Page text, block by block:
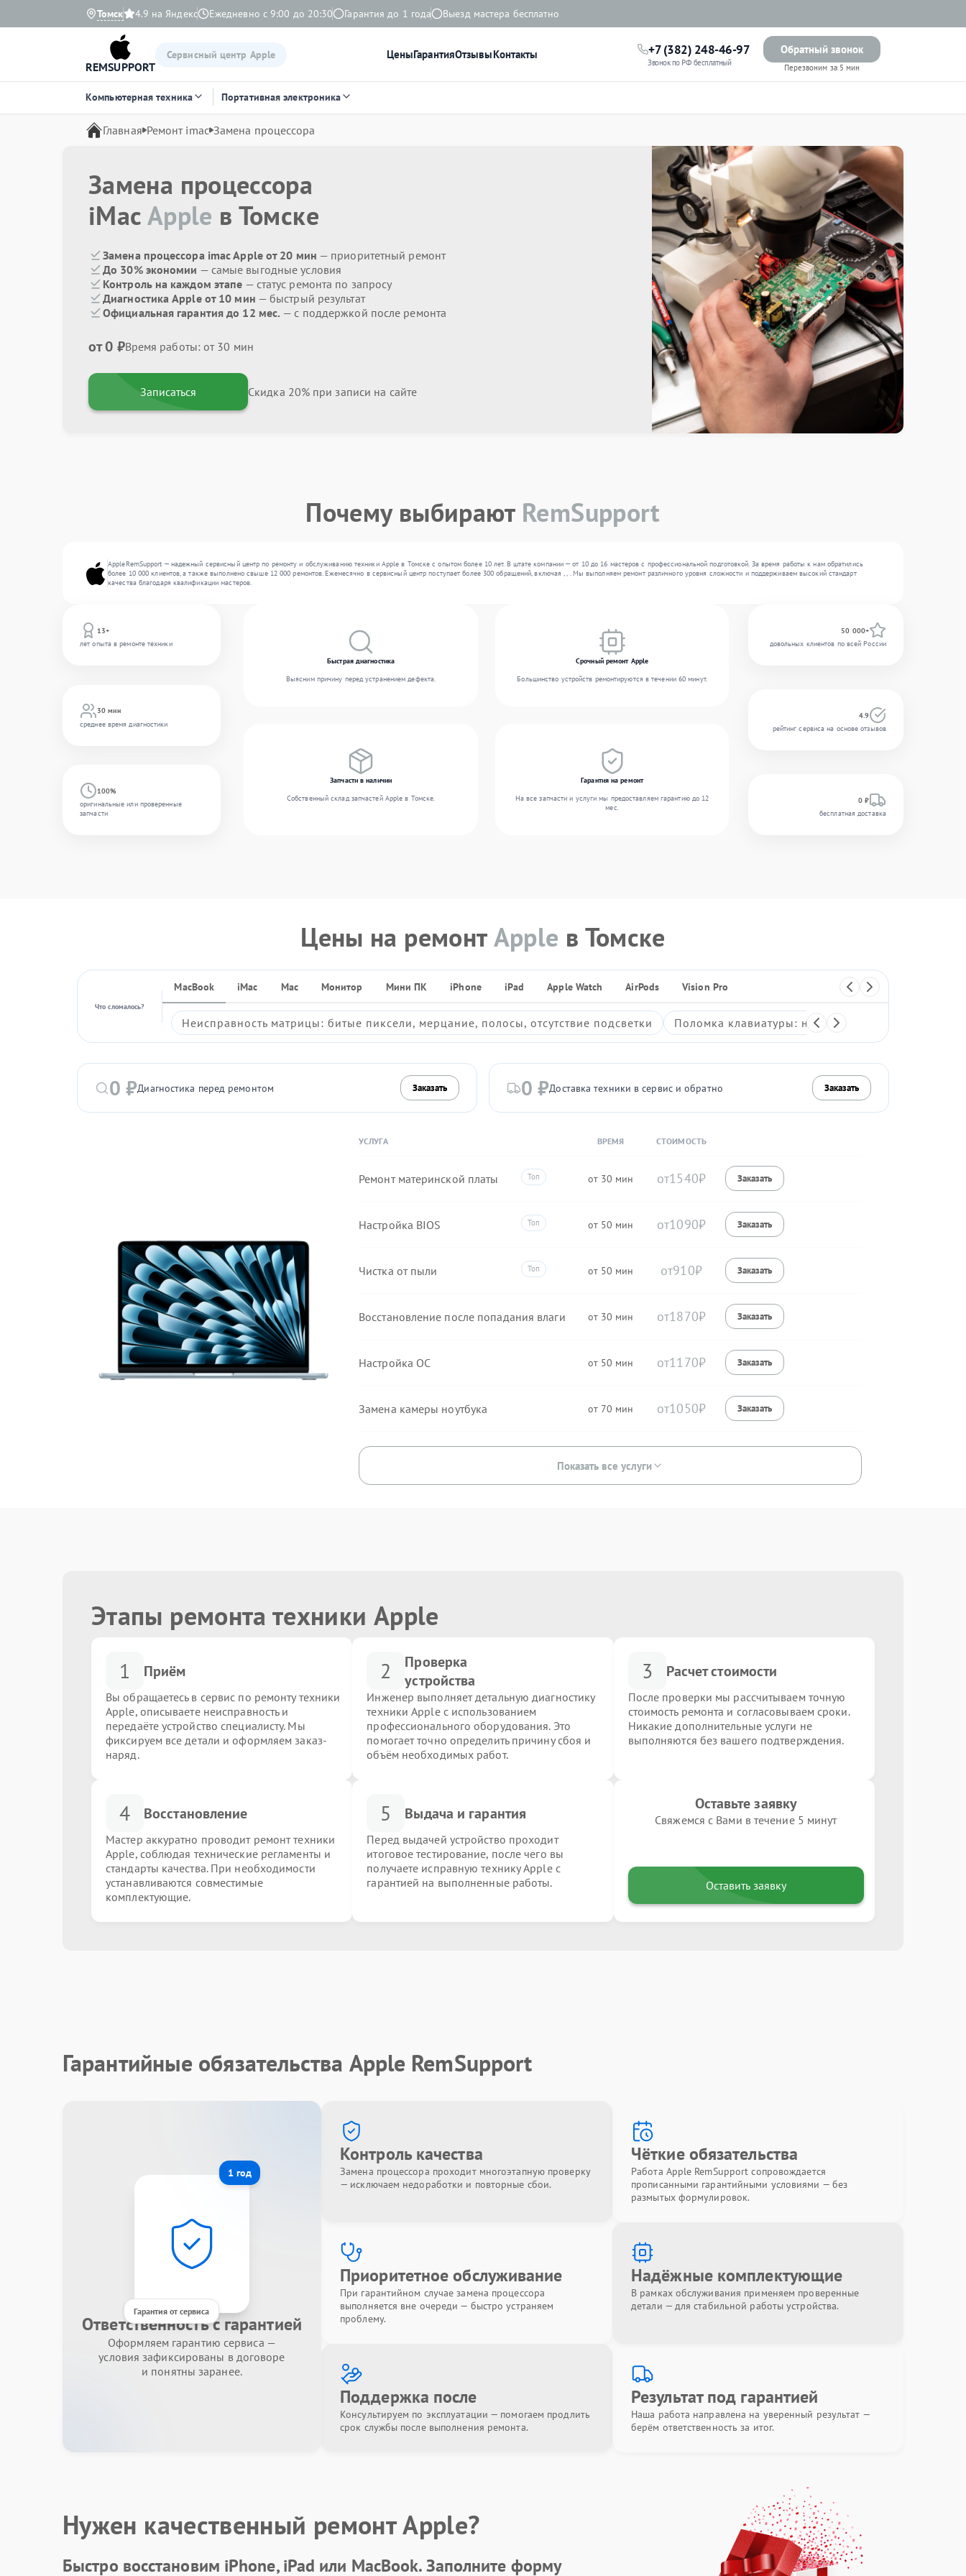
Томск 4.9 на Яндекс Ежедневно с 9:00 до 20:30 Гарантия до 1 года Выезд мастера бесплатно
REMSUPPORT
Сервисный центр Apple ЦеныГарантияОтзывыКонтакты +7 (382) 248-46-97
Звонок по РФ бесплатный
Обратный звонок
Перезвоним за 5 мин
Компьютерная техника Портативная электроника
Главная Ремонт imac Замена процессора
Замена процессора
iMacApple в Томске
Замена процессора imac Apple от 20 мин — приоритетный ремонт
До 30% экономии — самые выгодные условия
Контроль на каждом этапе — статус ремонта по запросу
Диагностика Apple от 10 мин — быстрый результат
Официальная гарантия до 12 мес. — с поддержкой после ремонта
от 0 ₽Время работы: от 30 мин
Записаться Скидка 20% при записи на сайте
Почему выбирают RemSupport
AppleRemSupport — надежный сервисный центр по ремонту и обслуживанию техники Apple в Томске с опытом более 10 лет. В штате компании — от 10 до 16 мастеров с профессиональной подготовкой. За время работы к нам обратились
более 10 000 клиентов, а также выполнено свыше 12 000 ремонтов. Ежемесячно в сервисный центр поступает более 300 обращений, включая , , . Мы выполняем ремонт различного уровня сложности и поддерживаем высокий стандарт
качества благодаря квалификации мастеров.
13+
лет опыта в ремонте техники
30 мин
среднее время диагностики
100%
оригинальные или проверенные
запчасти
Быстрая диагностика
Выясним причину перед устранением дефекта.
Срочный ремонт Apple
Большинство устройств ремонтируются в течении 60 минут.
Запчасти в наличии
Собственный склад запчастей Apple в Томске.
Гарантия на ремонт
На все запчасти и услуги мы предоставляем гарантию до 12
мес.
50 000+
довольных клиентов по всей России
4.9
рейтинг сервиса на основе отзывов
0 ₽
бесплатная доставка
Цены на ремонтApple в Томске
Что сломалось?
MacBook iMac Mac Монитор Мини ПК iPhone iPad Apple Watch AirPods Vision Pro
Неисправность матрицы: битые пиксели, мерцание, полосы, отсутствие подсветки Поломка клавиатуры: неработающие клавиши,
0 ₽Диагностика перед ремонтом Заказать 0 ₽Доставка техники в сервис и обратно Заказать
УСЛУГА ВРЕМЯ СТОИМОСТЬ
Ремонт материнской платы 30 1540
Настройка BIOS 50 1090
Чистка от пыли 50 910
Восстановление после попадания влаги 30 1870
Настройка ОС 50 1170
Замена камеры ноутбука 70 1050
Показать все услуги
Этапы ремонта техники Apple
1 Приём
Вы обращаетесь в сервис по ремонту техники
Apple, описываете неисправность и
передаёте устройство специалисту. Мы
фиксируем все детали и оформляем заказ-
наряд.
2
Проверка
устройства
Инженер выполняет детальную диагностику
техники Apple с использованием
профессионального оборудования. Это
помогает точно определить причину сбоя и
объём необходимых работ.
3 Расчет стоимости
После проверки мы рассчитываем точную
стоимость ремонта и согласовываем сроки.
Никакие дополнительные услуги не
выполняются без вашего подтверждения.
4 Восстановление
Мастер аккуратно проводит ремонт техники
Apple, соблюдая технические регламенты и
стандарты качества. При необходимости
устанавливаются совместимые
комплектующие.
5 Выдача и гарантия
Перед выдачей устройство проходит
итоговое тестирование, после чего вы
получаете исправную технику Apple с
гарантией на выполненные работы.
Оставьте заявку
Свяжемся с Вами в течение 5 минут
Оставить заявку
Гарантийные обязательства Apple RemSupport
1 год
Гарантия от сервиса
Ответственность с гарантией
Оформляем гарантию сервиса —
условия зафиксированы в договоре
и понятны заранее.
Контроль качества
Замена процессора проходит многоэтапную проверку
— исключаем недоработки и повторные сбои.
Чёткие обязательства
Работа Apple RemSupport сопровождается
прописанными гарантийными условиями — без
размытых формулировок.
Приоритетное обслуживание
При гарантийном случае замена процессора
выполняется вне очереди — быстро устраняем
проблему.
Надёжные комплектующие
В рамках обслуживания применяем проверенные
детали — для стабильной работы устройства.
Поддержка после
Консультируем по эксплуатации — помогаем продлить
срок службы после выполнения ремонта.
Результат под гарантией
Наша работа направлена на уверенный результат —
берём ответственность за итог.
Нужен качественный ремонт Apple?
Быстро восстановим iPhone, iPad или MacBook.Заполните форму